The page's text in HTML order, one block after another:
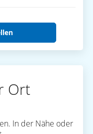
Ort
In der Nähe oder